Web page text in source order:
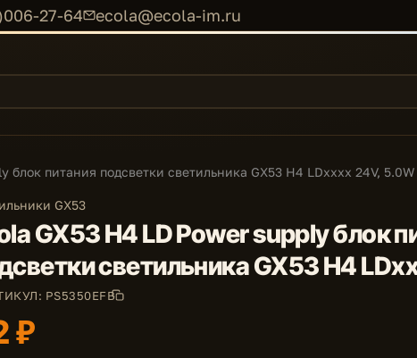
27-64 ecola@ecola-im.ru
блок питания подсветки светильника GX53 H4 LDxxxx 24V, 5.0W
GX53
GX53 H4 LD Power supply блок
светильника GX53 H4
PS5350EFB
₽